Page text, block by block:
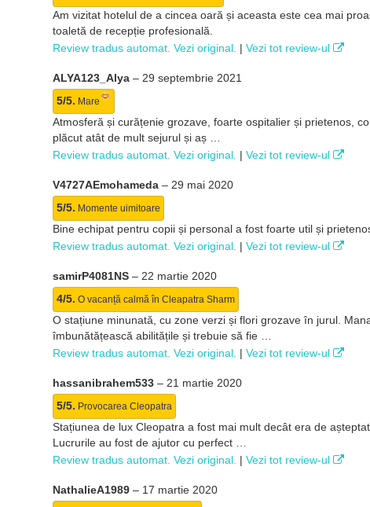
Am vizitat hotelul de a cincea oară și aceasta este cea mai
toaletă de recepție profesională.
Review tradus automat. Vezi original. | Vezi tot review-ul
ALYA123_Alya – 29 septembrie 2021
5/5. Mare
Atmosferă și curățenie grozave, foarte ospitalier și prietenos,
plăcut atât de mult sejurul și aș …
Review tradus automat. Vezi original. | Vezi tot review-ul
V4727AEmohameda – 29 mai 2020
5/5. Momente uimitoare
Bine echipat pentru copii și personal a fost foarte util și
Review tradus automat. Vezi original. | Vezi tot review-ul
samirP4081NS – 22 martie 2020
4/5. O vacanță calmă în Cleapatra Sharm
O stațiune minunată, cu zone verzi și flori grozave în jurul.
îmbunătățească abilitățile și trebuie să fie …
Review tradus automat. Vezi original. | Vezi tot review-ul
hassanibrahem533 – 21 martie 2020
5/5. Provocarea Cleopatra
Stațiunea de lux Cleopatra a fost mai mult decât era de
Lucrurile au fost de ajutor cu perfect …
Review tradus automat. Vezi original. | Vezi tot review-ul
NathalieA1989 – 17 martie 2020